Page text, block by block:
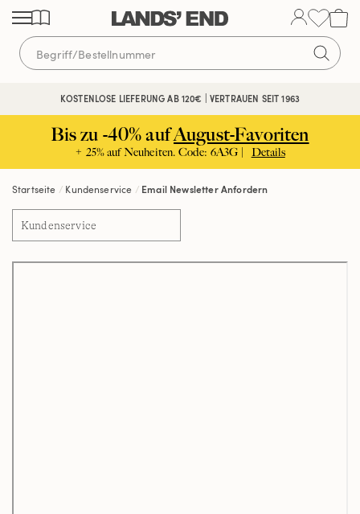
Direkt
zum
Inhalt
Direkt
zur
Navigation
Direkt
zur
Suche
KOSTENLOSE LIEFERUNG AB 120€ | VERTRAUEN SEIT 1963
Bis zu -40% aufAugust-Favoriten
+ 25% auf Neuheiten. Code: 6A3G | Details
Startseite Kundenservice Email Newsletter Anfordern
Kundenservice